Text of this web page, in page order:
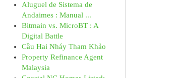
Aluguel de Sistema de
Andaimes : Manual ...
Bitmain vs. MicroBT : A
Digital Battle
Cầu Hai Nháy Tham Khảo
Property Refinance Agent
Malaysia